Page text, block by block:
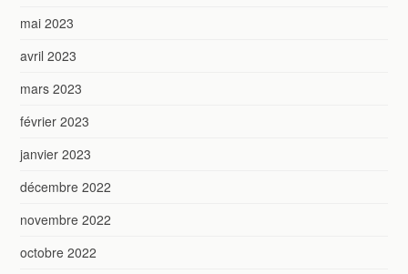
mai 2023
avril 2023
mars 2023
février 2023
janvier 2023
décembre 2022
novembre 2022
octobre 2022